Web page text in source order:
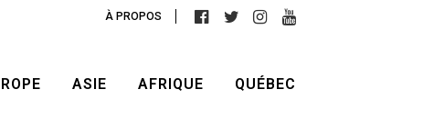
À PROPOS
ASIE AFRIQUE QUÉBEC